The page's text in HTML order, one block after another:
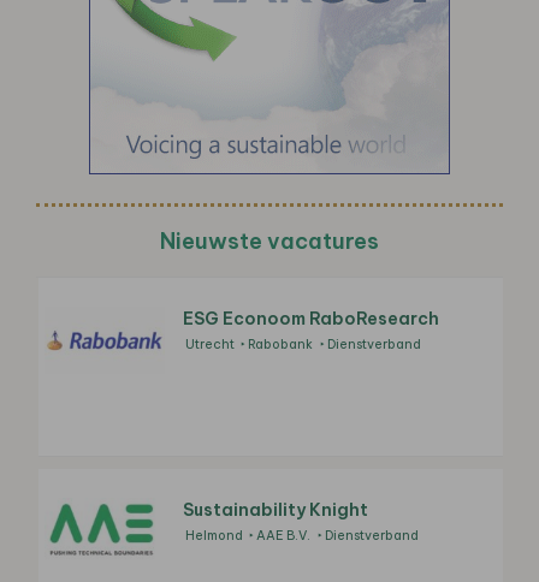
Nieuwste vacatures
ESG Econoom RaboResearch
Utrecht Rabobank Dienstverband
Sustainability Knight
Helmond AAE B.V. Dienstverband